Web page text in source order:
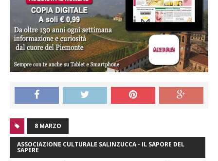
8 MARZO
ASSOCIAZIONE CULTURALE SALINZUCCA - IL SAPORE DEL
SAPERE